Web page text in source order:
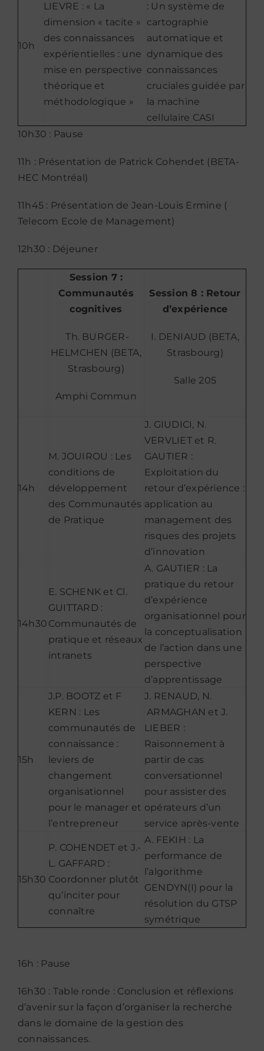
10h
LIEVRE : « La
dimension « tacite »
des connaissances
expérientielles : une
mise en perspective
théorique et
méthodologique »
: Un système de
cartographie
automatique et
dynamique des
connaissances
cruciales guidée par
la machine
cellulaire CASI
10h30 : Pause
11h : Présentation de Patrick Cohendet (BETA-
HEC Montréal)
11h45 : Présentation de Jean-Louis Ermine (
Telecom Ecole de Management)
12h30 : Déjeuner
Session 7 :
Communautés
cognitives
Th. BURGER-
HELMCHEN (BETA,
Strasbourg)
Amphi Commun
Session 8 : Retour
d’expérience
I. DENIAUD (BETA,
Strasbourg)
Salle 205
14h
M. JOUIROU : Les
conditions de
développement
des Communautés
de Pratique
J. GIUDICI, N.
VERVLIET et R.
GAUTIER :
Exploitation du
retour d’expérience :
application au
management des
risques des projets
d’innovation
14h30
E. SCHENK et Cl.
GUITTARD :
Communautés de
pratique et réseaux
intranets
A. GAUTIER : La
pratique du retour
d’expérience
organisationnel pour
la conceptualisation
de l’action dans une
perspective
d’apprentissage
15h
J.P. BOOTZ et F
KERN : Les
communautés de
connaissance :
leviers de
changement
organisationnel
pour le manager et
l’entrepreneur
J. RENAUD, N.
ARMAGHAN et J.
LIEBER :
Raisonnement à
partir de cas
conversationnel
pour assister des
opérateurs d’un
service après-vente
15h30
P. COHENDET et J.-
L. GAFFARD :
Coordonner plutôt
qu’inciter pour
connaître
A. FEKIH : La
performance de
l’algorithme
GENDYN(I) pour la
résolution du GTSP
symétrique
16h : Pause
16h30 : Table ronde : Conclusion et réflexions
d’avenir sur la façon d’organiser la recherche
dans le domaine de la gestion des
connaissances.